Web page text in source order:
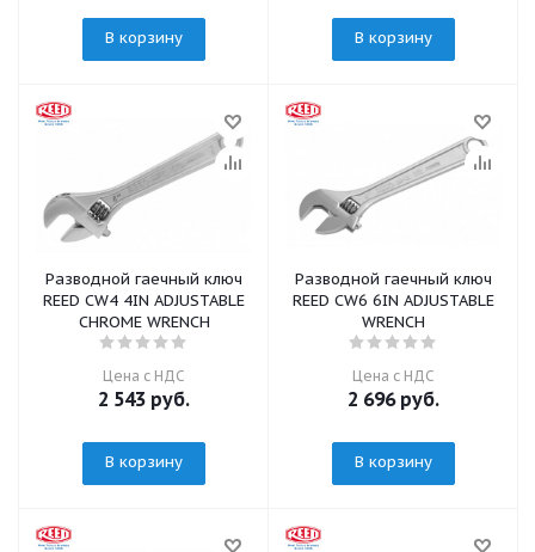
В корзину В корзину
Разводной гаечный ключ
REED CW4 4IN ADJUSTABLE
CHROME WRENCH
Цена с НДС
2 543 руб.
В корзину
Разводной гаечный ключ
REED CW6 6IN ADJUSTABLE
WRENCH
Цена с НДС
2 696руб.
В корзину